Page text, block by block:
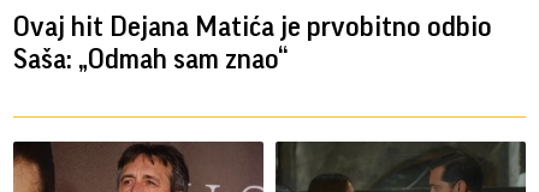
Ovaj hit Dejana Matića je prvobitno odbio
Saša: „Odmah sam znao“